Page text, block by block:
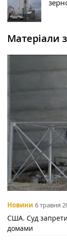
Матеріали
Новини 6 травня
США. Суд
домами